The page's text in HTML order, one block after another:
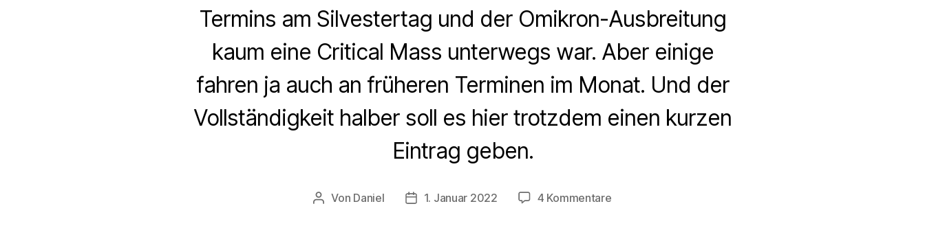
Termins am Silvestertag und der Omikron-Ausbreitung
kaum eine Critical Mass unterwegs war. Aber einige
fahren ja auch an früheren Terminen im Monat. Und der
Vollständigkeit halber soll es hier trotzdem einen kurzen
Eintrag geben.
Beitragsautor
Von Daniel Beitragsdatum
1. Januar 2022 4 Kommentarezu